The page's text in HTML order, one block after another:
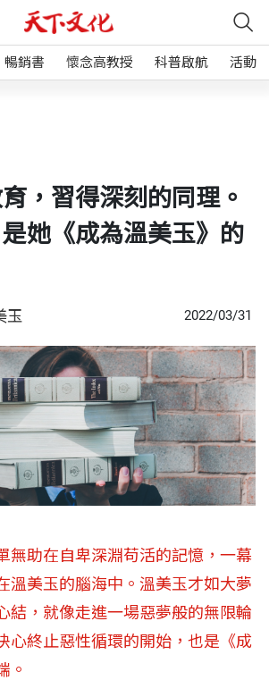
暢銷書 懷念高教授 科普啟航 活動
，習得深刻的同理。
她《成為溫美玉》的
玉 2022/03/31
無助在自卑深淵苟活的記憶，一幕
溫美玉的腦海中。溫美玉才如大夢
結，就像走進一場惡夢般的無限輪
心終止惡性循環的開始，也是《成
。